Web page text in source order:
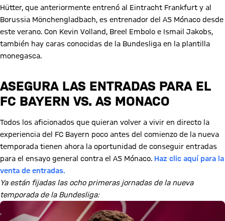
Hütter, que anteriormente entrenó al Eintracht Frankfurt y al
Borussia Mönchengladbach, es entrenador del AS Mónaco desde
este verano. Con Kevin Volland, Breel Embolo e Ismail Jakobs,
también hay caras conocidas de la Bundesliga en la plantilla
monegasca.
ASEGURA LAS ENTRADAS PARA EL
FC BAYERN VS. AS MONACO
Todos los aficionados que quieran volver a vivir en directo la
experiencia del FC Bayern poco antes del comienzo de la nueva
temporada tienen ahora la oportunidad de conseguir entradas
para el ensayo general contra el AS Mónaco. Haz clic aquí para la
venta de entradas.
Ya están fijadas las ocho primeras jornadas de la nueva
temporada de la Bundesliga: